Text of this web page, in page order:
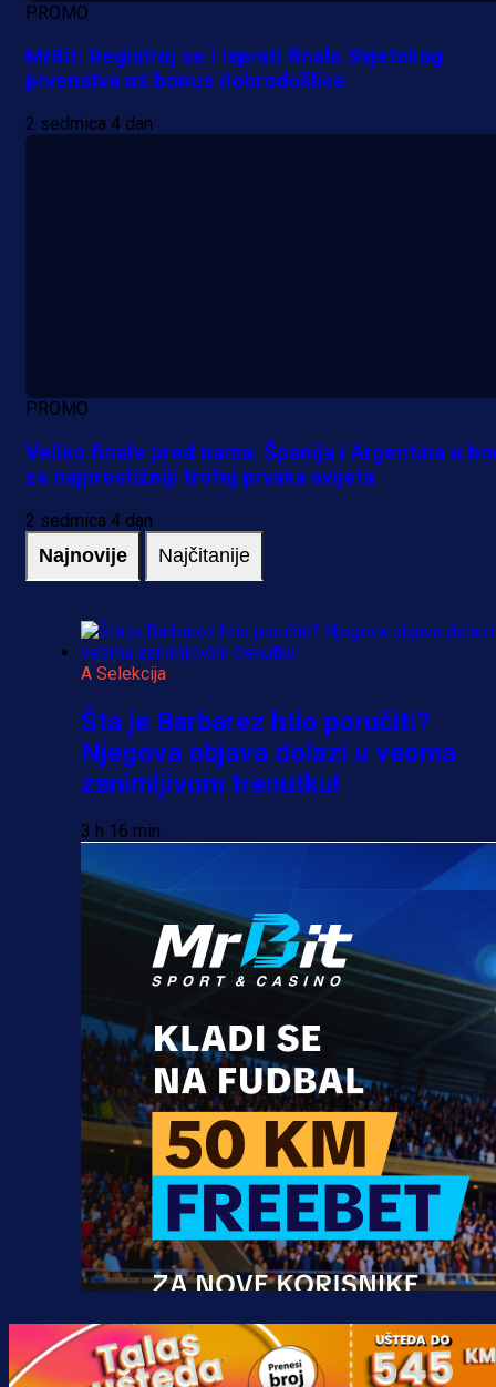
PROMO
MrBit: Registruj se i isprati finale Svjetskog
prvenstva uz bonus dobrodošlice
2 sedmica 4 dan
PROMO
Veliko finale pred nama: Španija i Argentina u
za najprestižniji trofej prvaka svijeta
2 sedmica 4 dan
Najnovije Najčitanije
A Selekcija
Šta je Barbarez htio poručiti?
Njegova objava dolazi u veoma
zanimljivom trenutku!
3 h 16 min